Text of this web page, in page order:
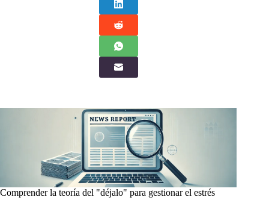
Comprender la teoría del "déjalo" para gestionar el estrés